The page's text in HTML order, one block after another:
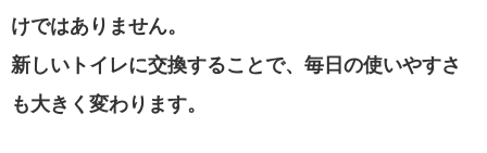
けではありません。
新しいトイレに交換することで、毎日の使いやすさ
も大きく変わります。